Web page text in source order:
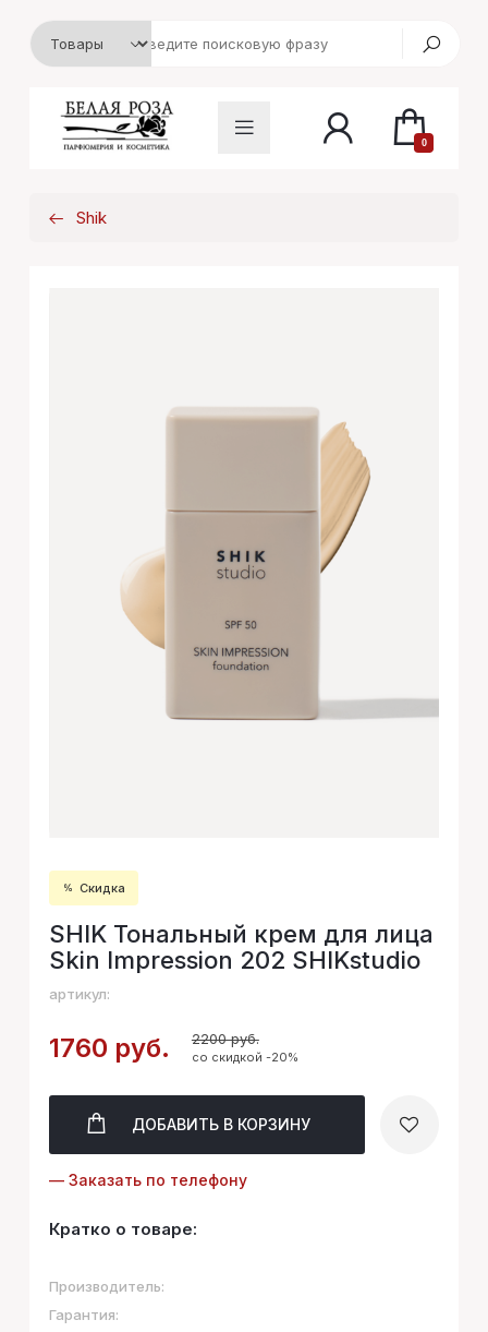
0
Shik
Скидка
SHIK Тональный крем для лица
Skin Impression 202 SHIKstudio
артикул:
1760 руб. 2200 руб.
со скидкой -20%
ДОБАВИТЬ В КОРЗИНУ
— Заказать по телефону
Кратко о товаре:
Производитель:
Гарантия: